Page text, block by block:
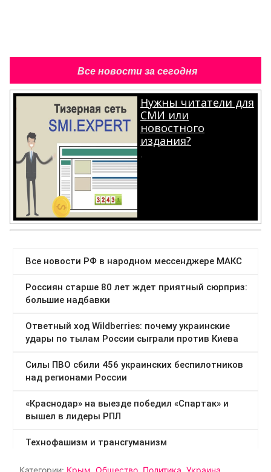
Все новости за сегодня
Нужны читатели для
СМИ или
новостного
издания?
.
Категории: Крым Общество Политика Украина